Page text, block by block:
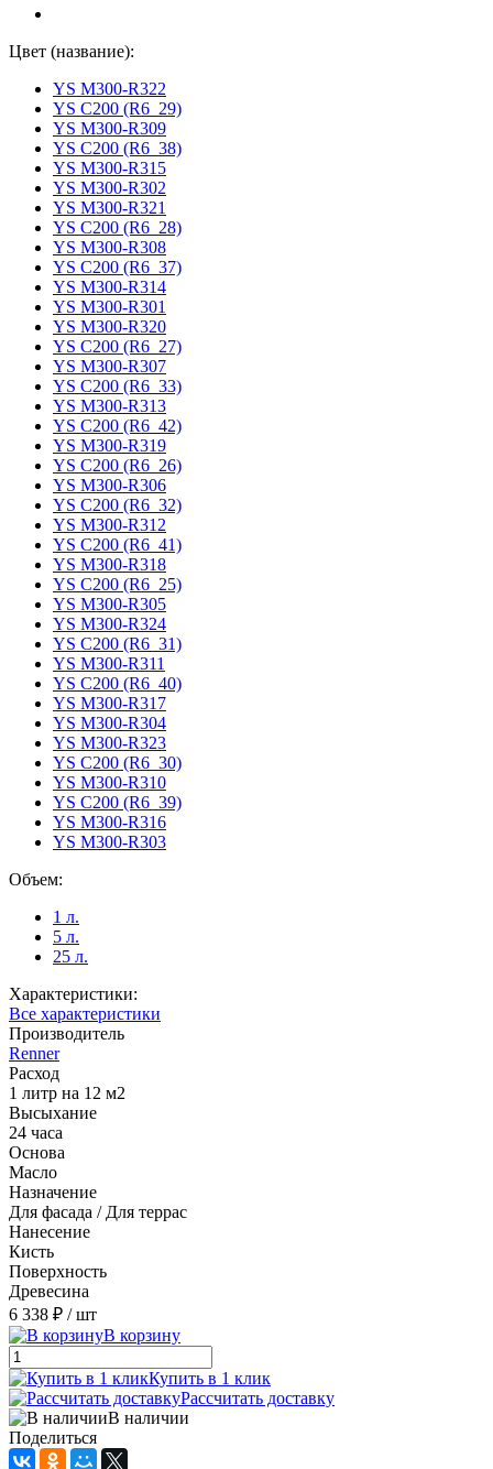
Цвет (название):
YS M300-R322
YS C200 (R6_29)
YS M300-R309
YS C200 (R6_38)
YS M300-R315
YS M300-R302
YS M300-R321
YS C200 (R6_28)
YS M300-R308
YS C200 (R6_37)
YS M300-R314
YS M300-R301
YS M300-R320
YS C200 (R6_27)
YS M300-R307
YS C200 (R6_33)
YS M300-R313
YS C200 (R6_42)
YS M300-R319
YS C200 (R6_26)
YS M300-R306
YS C200 (R6_32)
YS M300-R312
YS C200 (R6_41)
YS M300-R318
YS C200 (R6_25)
YS M300-R305
YS M300-R324
YS C200 (R6_31)
YS M300-R311
YS C200 (R6_40)
YS M300-R317
YS M300-R304
YS M300-R323
YS C200 (R6_30)
YS M300-R310
YS C200 (R6_39)
YS M300-R316
YS M300-R303
Объем:
1 л.
5 л.
25 л.
Характеристики:
Все характеристики
Производитель
Renner
Расход
1 литр на 12 м2
Высыхание
24 часа
Основа
Масло
Назначение
Для фасада / Для террас
Нанесение
Кисть
Поверхность
Древесина
6 338 ₽ / шт
В корзину
Купить в 1 клик
Рассчитать доставку
В наличии
Поделиться